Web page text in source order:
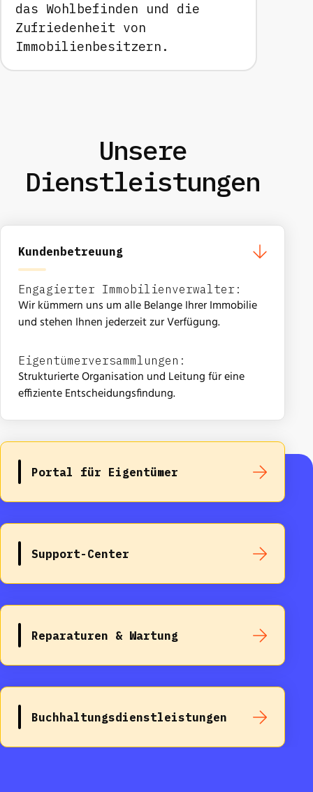
das Wohlbefinden und die
Zufriedenheit von
Immobilienbesitzern.
Unsere
Dienstleistungen
Kundenbetreuung
Engagierter Immobilienverwalter:
Wir kümmern uns um alle Belange Ihrer Immobilie
und stehen Ihnen jederzeit zur Verfügung.
Eigentümerversammlungen:
Strukturierte Organisation und Leitung für eine
effiziente Entscheidungsfindung.
Portal für Eigentümer
Support-Center
Reparaturen & Wartung
Buchhaltungsdienstleistungen